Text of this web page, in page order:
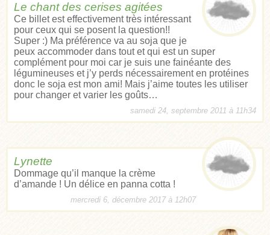
Le chant des cerises agitées
Ce billet est effectivement très intéressant
pour ceux qui se posent la question!!
Super :) Ma préférence va au soja que je
peux accommoder dans tout et qui est un super
complément pour moi car je suis une fainéante des
légumineuses et j’y perds nécessairement en protéines
donc le soja est mon ami! Mais j’aime toutes les utiliser
pour changer et varier les goûts…
samedi 24, septembre 2011 à 11h34
Lynette
Dommage qu’il manque la crème
d’amande ! Un délice en panna cotta !
mercredi 6, décembre 2017 à 12h07